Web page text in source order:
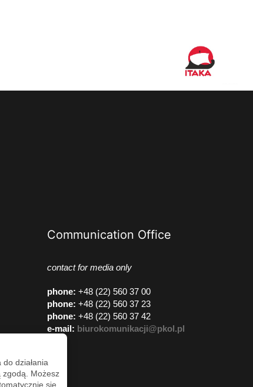
Communication Office
contact for media only
phone: +48 (22) 560 37 00
phone: +48 (22) 560 37 23
phone: +48 (22) 560 37 42
e-mail: biurokomunikacji@pkol.pl
działania
zgodą. Możesz
się